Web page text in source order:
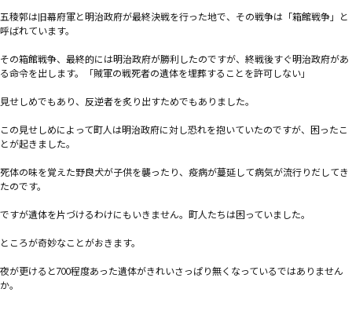
五稜郭は旧幕府軍と明治政府が最終決戦を行った地で、その戦争は「箱館戦争」と
呼ばれています。
その箱館戦争、最終的には明治政府が勝利したのですが、終戦後すぐ明治政府があ
る命令を出します。「賊軍の戦死者の遺体を埋葬することを許可しない」
見せしめでもあり、反逆者を炙り出すためでもありました。
この見せしめによって町人は明治政府に対し恐れを抱いていたのですが、困ったこ
とが起きました。
死体の味を覚えた野良犬が子供を襲ったり、疫病が蔓延して病気が流行りだしてき
たのです。
ですが遺体を片づけるわけにもいきません。町人たちは困っていました。
ところが奇妙なことがおきます。
夜が更けると700程度あった遺体がきれいさっぱり無くなっているではありません
か。